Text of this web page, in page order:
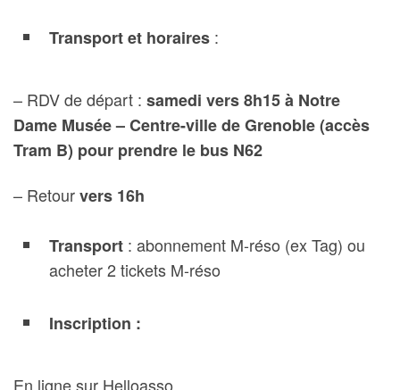
Transport et horaires :
– RDV de départ : samedi vers 8h15 à Notre
Dame Musée – Centre-ville de Grenoble (accès
Tram B) pour prendre le bus N62
– Retourvers 16h
Transport : abonnement M-réso (ex Tag) ou
acheter 2 tickets M-réso
Inscription :
En ligne sur Helloasso